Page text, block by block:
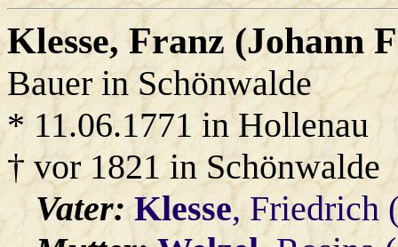
Klesse, Franz (Johann
Bauer in Schönwalde
* 11.06.1771 in Hollenau
† vor 1821 in Schönwalde
Vater:Klesse, Friedrich